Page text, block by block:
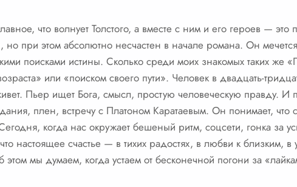
что волнует Толстого, а вместе с ним и его героев —
но при этом абсолютно несчастен в начале романа. Он
поисками истины. Сколько среди моих знакомых таких
или «поиском своего пути». Человек в двадцать-
Пьер ищет Бога, смысл, простую человеческую правду. И
плен, встречу с Платоном Каратаевым. Он понимает, что
когда нас окружает бешеный ритм, соцсети, гонка за
настоящее счастье — в тихих радостях, в любви к
этом мы думаем, когда устаем от бесконечной погони за